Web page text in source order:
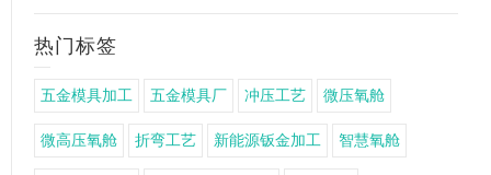
热门标签
五金模具加工 五金模具厂 冲压工艺 微压氧舱
微高压氧舱 折弯工艺 新能源钣金加工 智慧氧舱